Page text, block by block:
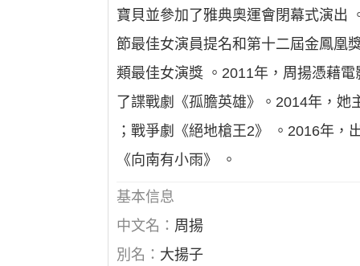
寶貝並參加了雅典奧運會閉幕式演出
節最佳女演員提名和第十二屆金鳳凰
類最佳女演獎 。2011年，周揚憑藉
了諜戰劇《孤膽英雄》。2014年，
；戰爭劇《絕地槍王2》 。2016年
《向南有小雨》 。
基本信息
中文名： 周揚
別名： 大揚子